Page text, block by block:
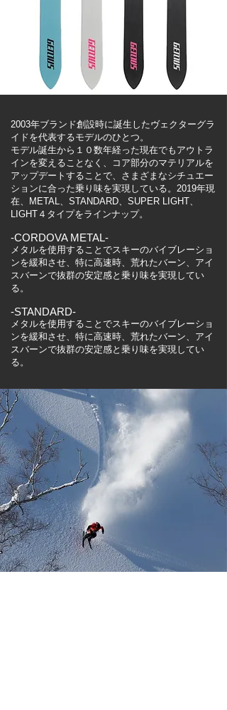
​2003年ブランド創設時に誕生したヴェクターグラ
イドを代表するモデルのひとつ。
​モデル誕生から１０数年経った現在でもアウトラ
インを変えることなく、コア部分のマテリアルを
アップデートすることで、さまざまなシチュエー
ションに合った乗り味を実現している。2019年現
在、METAL、STANDARD、SUPER LIGHT、
LIGHT４タイプをラインナップ。
-CORDOVA METAL-
メタルを使用することでスキーのバイブレーショ
ンを緩和させ、特に高速時、荒れたバーン、アイ
スバーンで抜群の安定感と乗り味を実現してい
る。
-STANDARD-
メタルを使用することでスキーのバイブレーショ
ンを緩和させ、特に高速時、荒れたバーン、アイ
スバーンで抜群の安定感と乗り味を実現してい
る。